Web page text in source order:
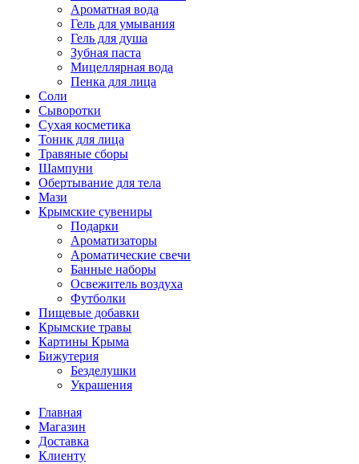
Ароматная вода
Гель для умывания
Гель для душа
Зубная паста
Мицеллярная вода
Пенка для лица
Соли
Сыворотки
Сухая косметика
Тоник для лица
Травяные сборы
Шампуни
Обертывание для тела
Мази
Крымские сувениры
Подарки
Ароматизаторы
Ароматические свечи
Банные наборы
Освежитель воздуха
Футболки
Пищевые добавки
Крымские травы
Картины Крыма
Бижутерия
Безделушки
Украшения
Главная
Магазин
Доставка
Клиенту